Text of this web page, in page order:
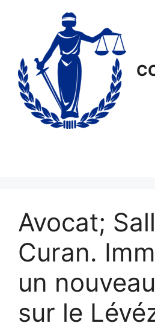
Avocat;
Curan.
un
sur le